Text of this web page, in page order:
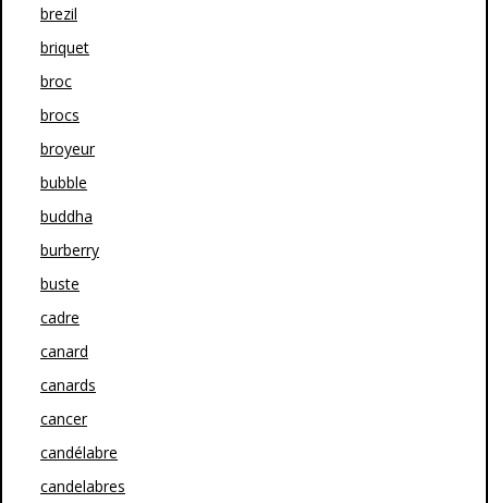
brezil
briquet
broc
brocs
broyeur
bubble
buddha
burberry
buste
cadre
canard
canards
cancer
candélabre
candelabres